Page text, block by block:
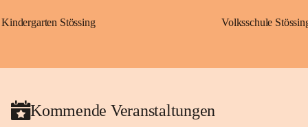
Kindergarten Stössing Volksschule
Kommende Veranstaltungen